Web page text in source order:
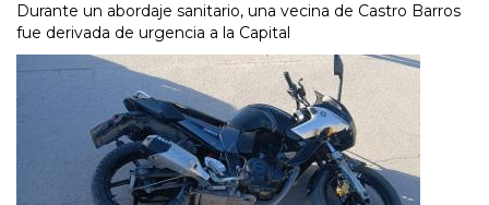
Durante un abordaje sanitario, una vecina de Castro Barros
fue derivada de urgencia a la Capital